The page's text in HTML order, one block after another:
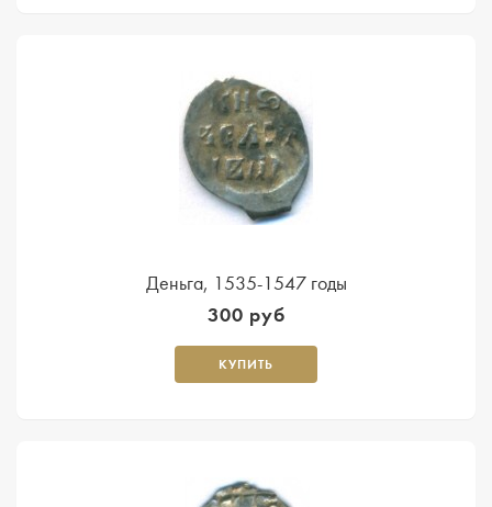
Деньга, 1535-1547 годы
300 руб
КУПИТЬ